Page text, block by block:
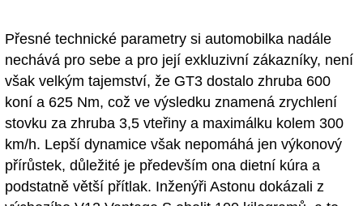
Přesné technické parametry si automobilka nadále
nechává pro sebe a pro její exkluzivní zákazníky, není
však velkým tajemství, že GT3 dostalo zhruba 600
koní a 625 Nm, což ve výsledku znamená zrychlení
stovku za zhruba 3,5 vteřiny a maximálku kolem 300
km/h. Lepší dynamice však nepomáhá jen výkonový
přírůstek, důležité je především ona dietní kúra a
podstatně větší přítlak. Inženýři Astonu dokázali z